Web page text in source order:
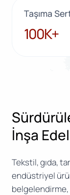
Taşıma
100K+
100K+
İnşa
Tekstil, gıda,
endüstriyel